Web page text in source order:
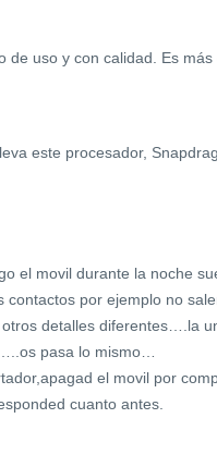
uso y con calidad. Es más
este procesador,
el movil durante la noche
por ejemplo no
detalles diferentes….la
pasa lo mismo…
el movil por
cuanto antes.